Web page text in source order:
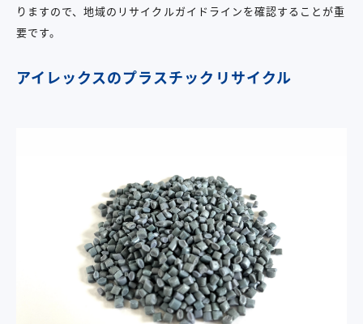
りますので、地域のリサイクルガイドラインを確認することが重
要です。
アイレックスのプラスチックリサイクル